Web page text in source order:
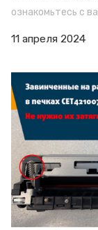
ознакомьтесь с
11 апреля 2024